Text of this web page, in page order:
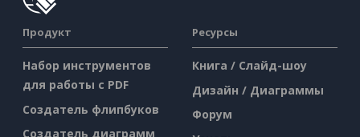
Продукт
Набор инструментов
для работы с PDF
Создатель флипбуков
Создатель диаграмм
Ресурсы
Книга / Слайд-шоу
Дизайн / Диаграммы
Форум